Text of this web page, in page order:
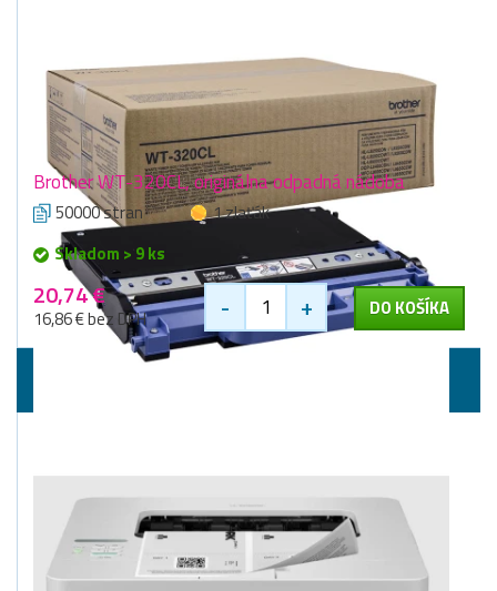
Brother WT-320CL, originálna odpadná nádoba
50000 stran
1 zlaťák
Skladom > 9 ks
20,74 €
16,86 € bez DPH - + DO KOŠÍKA